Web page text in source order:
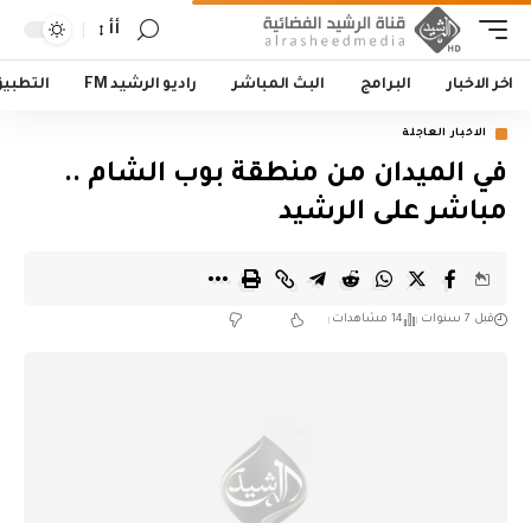
أأ
اخر الاخبار البرامج البث المباشر راديو الرشيد FM
الاخبار العاجلة
في الميدان من منطقة بوب الشام ..
مباشر على الرشيد
قبل 7 سنوات 14 مشاهدات